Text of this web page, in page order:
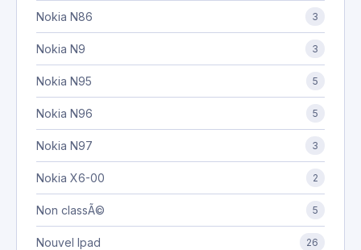
Nokia N86 3
Nokia N9 3
Nokia N95 5
Nokia N96 5
Nokia N97 3
Nokia X6-00 2
Non classÃ© 5
Nouvel Ipad 26